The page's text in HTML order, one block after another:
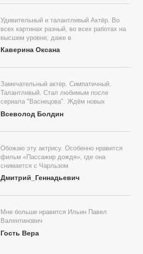
Удивительный и талантливый Актёр. Во
всех картинах разный, во всех работах на
высшем уровне, даже в
Каверина Оксана
Замечательный актёр. Симпатичный.
Талантливый. Стал любимым после
сериала "Васнецова". Ждём новых
Всеволод Болдин
Обожаю эту актрису. Особенно нравится
фильм «Пассажир дождя», где она
снимается с Чарльзом
Дмитрий_Геннадьевич
Мне больше нравится Ильин Павел
Валентинович
Гость Вера